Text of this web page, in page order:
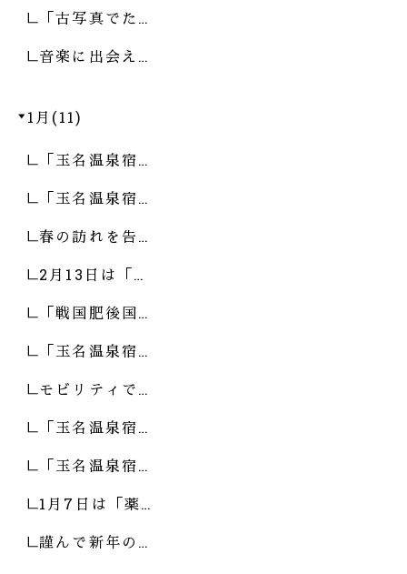
「古写真でた…
音楽に出会え…
1月(11)
「玉名温泉宿…
「玉名温泉宿…
春の訪れを告…
2月13日は「…
「戦国肥後国…
「玉名温泉宿…
モビリティで…
「玉名温泉宿…
「玉名温泉宿…
1月7日は「薬…
謹んで新年の…